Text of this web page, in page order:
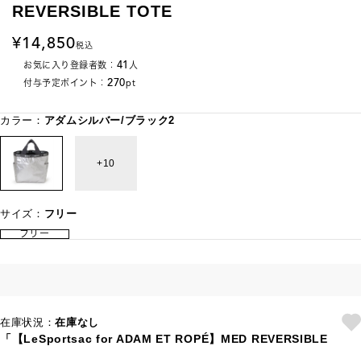
REVERSIBLE TOTE
14,850税込
お気に入り登録者数： 41 人
付与予定ポイント： 270pt
カラー： アダムシルバー/ブラック2
10
サイズ： フリー
フリー
在庫状況：在庫なし
「【LeSportsac for ADAM ET ROPÉ】MED REVERSIBLE